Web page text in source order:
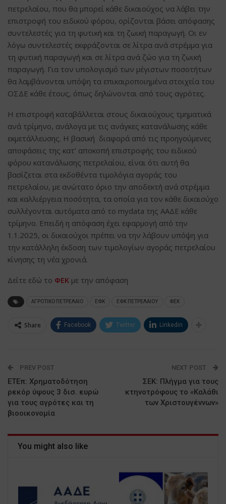
πετρελαίου, που θα μπορεί κάθε δικαιούχος να λάβει την
επιστροφή του ειδικού φόρου, ορίζονται βάσει απόφασης
συντελεστές για τη φυτική και τη ζωική παραγωγή. Οι εν
λόγω συντελεστές εκφράζονται σε λίτρα ανά στρέμμα για
τη φυτική παραγωγή και σε λίτρα ανά ζώο για τη ζωική
παραγωγή. Για τον υπολογισμό των μέγιστων ποσοτήτων
θα λαμβάνονται υπόψη τα επικαιροποιημένα στοιχεία του
ΟΣΔΕ κάθε έτους, όπως δηλώνονται από τους αγρότες.
Η επιστροφή καταβάλλεται στους δικαιούχους τμηματικά
ανά τρίμηνο, ανάλογα με τις ανάγκες κατανάλωσης κάθε
εκμετάλλευσης. Η βασική διαφορά από τις προηγούμενες
αποφάσεις της κατ’ αποκοπή επιστροφής του ειδικού
φόρου κατανάλωσης πετρελαίου, είναι ότι αυτή θα
βασίζεται στα εκδοθέντα τιμολόγια αγοράς του
πετρελαίου, με ανώτατο όριο την αποδεκτή ανά στρέμμα
και καλλιέργεια ποσότητα, τα οποία για τον κάθε δικαιούχο
συλλέγονται αυτόματα από το mydata της ΑΑΔΕ κάθε
τρίμηνο. Επειδή η απόφαση έχει εφαρμογή από την
1.1.2025, οι δικαιούχοι πρέπει να την λάβουν υπόψη για
την κατάλληλη έκδοση των τιμολογίων αγοράς πετρελαίου
κίνησης τη νέα χρονιά.
Δείτε εδώ το ΦΕΚ με την απόφαση
ΑΓΡΟΤΙΚΟ ΠΕΤΡΕΛΑΙΟ ΕΦΚ ΕΦΚ ΠΕΤΡΕΛΑΙΟΥ ΦΕΚ
Share Facebook Twitter Linkedin
PREV POST
ΕΤΕπ: Χρηματοδότηση
ρεκόρ ύψους 3 δισ. ευρώ
για τους αγρότες και τη
βιοοικονομία
NEXT POST
ΣΕΚ: Πλήγμα για τους
κτηνοτρόφους το «Καλάθι
των Χριστουγέννων»
You might also like